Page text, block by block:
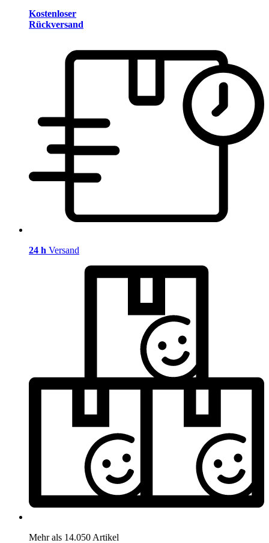
Kostenloser
Rückversand
24 h Versand
Mehr als 14.050 Artikel